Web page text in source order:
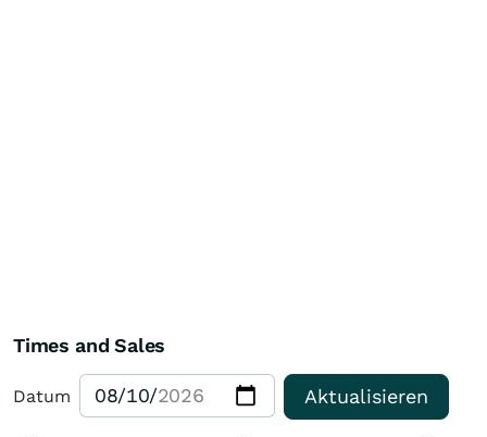
Times and Sales
Datum Aktualisieren